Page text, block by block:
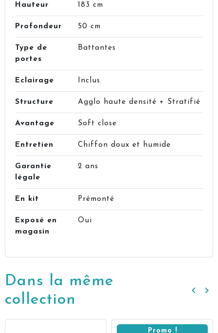
Hauteur 183 cm
Profondeur 50 cm
Type de
portes
Battantes
Eclairage Inclus
Structure Agglo haute densité + Stratifié
Avantage Soft close
Entretien Chiffon doux et humide
Garantie
légale
2 ans
En kit Prémonté
Exposé en
magasin
Oui
Dans la même
collection
keyboard_arrow_left keyboard_arrow_right
Promo !